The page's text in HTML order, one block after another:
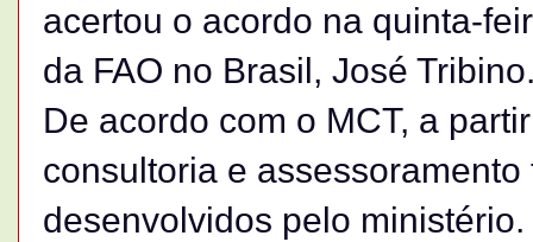
acertou o acordo na quinta-
da FAO no Brasil, José
De acordo com o MCT, a
consultoria e
desenvolvidos pelo